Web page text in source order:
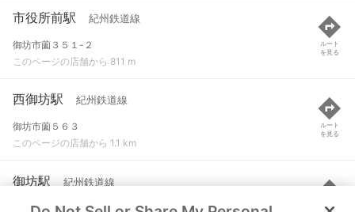
市役所前駅 紀州鉄道線
御坊市薗３５１-２
このページの店舗から 811 m
ルート
を見る
西御坊駅 紀州鉄道線
御坊市薗５６３
このページの店舗から 1.1 km
ルート
を見る
御坊駅 紀州鉄道線
御坊市湯川町小松原
ルート